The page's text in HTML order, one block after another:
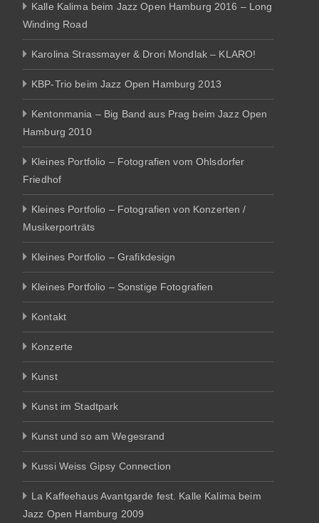
Kalle Kalima beim Jazz Open Hamburg 2016 – Long
Winding Road
Karolina Strassmayer & Drori Mondlak – KLARO!
KBP-Trio beim Jazz Open Hamburg 2013
Kentonmania – Big Band aus Prag beim Jazz Open
Hamburg 2010
Kleines Portfolio – Fotografien vom Ohlsdorfer
Friedhof
Kleines Portfolio – Fotografien von Konzerten /
Musikerporträts
Kleines Portfolio – Grafikdesign
Kleines Portfolio – Sonstige Fotografien
Kontakt
Konzerte
Kunst
Kunst im Stadtpark
Kunst und so am Wegesrand
Kussi Weiss Gipsy Connection
La Kaffeehaus Avantgarde fest. Kalle Kalima beim
Jazz Open Hamburg 2009